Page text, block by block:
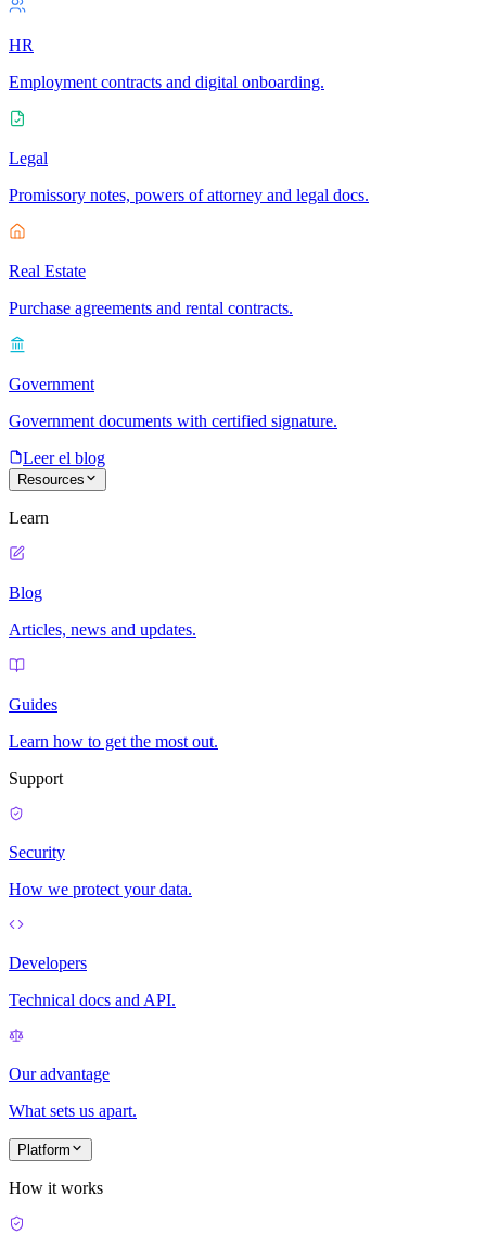
HR
Employment contracts and digital onboarding.
Legal
Promissory notes, powers of attorney and legal docs.
Real Estate
Purchase agreements and rental contracts.
Government
Government documents with certified signature.
Leer el blog
Resources
Learn
Blog
Articles, news and updates.
Guides
Learn how to get the most out.
Support
Security
How we protect your data.
Developers
Technical docs and API.
Our advantage
What sets us apart.
Platform
How it works